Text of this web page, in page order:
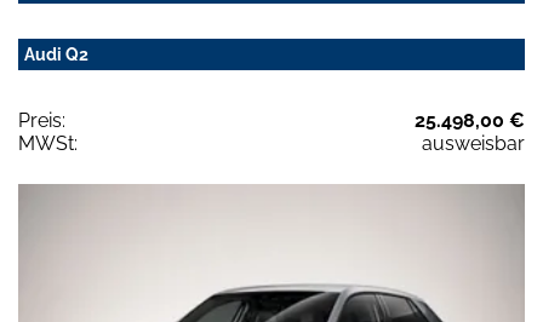
Audi Q2
Preis:
25.498,00 €
MWSt:
ausweisbar